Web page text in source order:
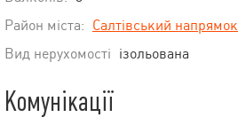
Район міста: Салтівський напрямок
Вид нерухомості ізольована
Комунікації